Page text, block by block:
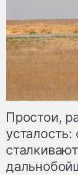
Простои,